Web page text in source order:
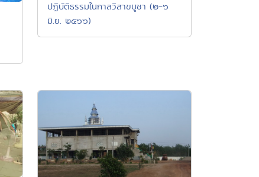
ปฏิบัติธรรมในกาลวิสาขบูชา (๒-๖
มิ.ย. ๒๕๖๖)